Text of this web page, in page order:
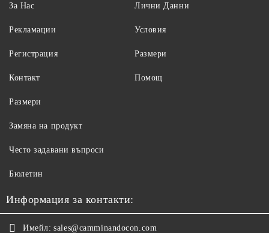
За Нас
Рекламации
Регистрация
Контакт
Лични Данни
Условия
Размери
Помощ
Размери
Замяна на продукт
Често задавани въпроси
Бюлетин
Информация за контакти:
Имейл: sales@camminandocon.com